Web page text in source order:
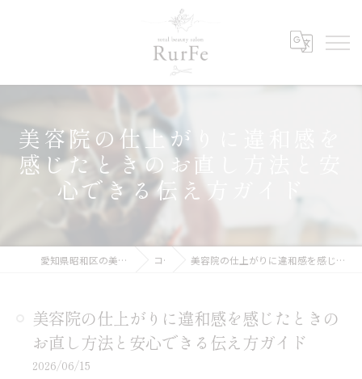
美容院の仕上がりに違和感を
感じたときのお直し方法と安
心できる伝え方ガイド
愛知県昭和区の美容院ならRurFe【ルルフェ】 コラム 美容院の仕上がりに違和感を感じたときのお直し方法と安心できる伝え方ガイド
美容院の仕上がりに違和感を感じたときの
お直し方法と安心できる伝え方ガイド
2026/06/15